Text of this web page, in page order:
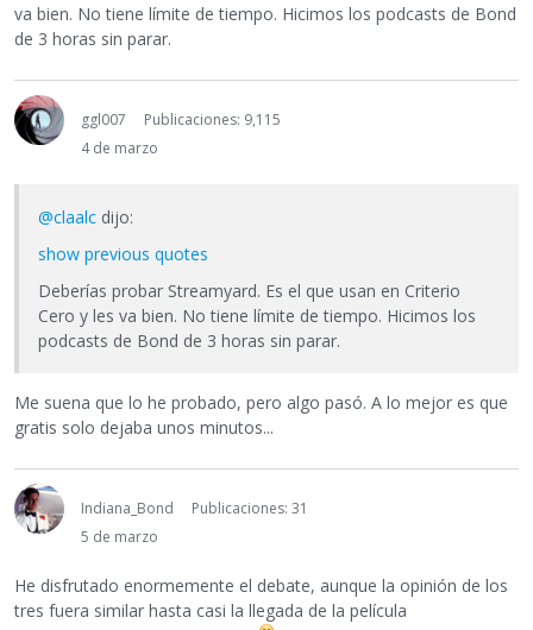
va bien. No tiene límite de tiempo. Hicimos los podcasts de Bond
de 3 horas sin parar.
ggl007
Publicaciones: 9,115
4 de marzo
@claalc dijo:
show previous quotes
Deberías probar Streamyard. Es el que usan en Criterio
Cero y les va bien. No tiene límite de tiempo. Hicimos los
podcasts de Bond de 3 horas sin parar.
Me suena que lo he probado, pero algo pasó. A lo mejor es que
gratis solo dejaba unos minutos...
Indiana_Bond
Publicaciones: 31
5 de marzo
He disfrutado enormemente el debate, aunque la opinión de los
tres fuera similar hasta casi la llegada de la película